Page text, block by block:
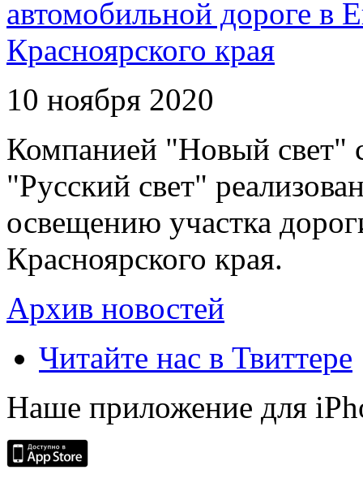
автомобильной дороге в
Красноярского края
10 ноября 2020
Компанией "Новый свет"
"Русский свет"
освещению участка
Красноярского края.
Архив новостей
Читайте нас в Твиттере
Наше приложение для